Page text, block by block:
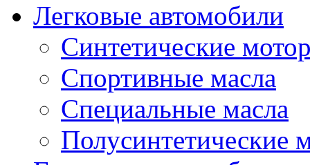
Легковые автомобили
Синтетические
Спортивные масла
Специальные масла
Полусинтетические